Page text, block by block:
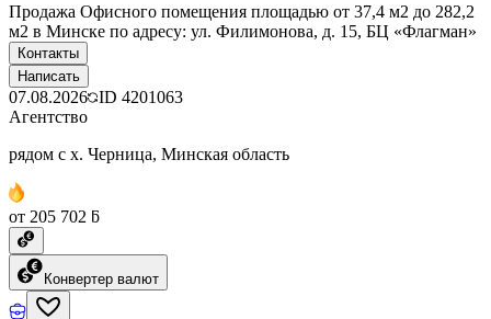
Продажа Офисного помещения площадью от 37,4 м2 до 282,2
м2 в Минске по адресу: ул. Филимонова, д. 15, БЦ «Флагман»
Контакты
Написать
07.08.2026 ID 4201063
Агентство
рядом с х. Черница, Минская область
от 205 702 ƃ
Конвертер валют